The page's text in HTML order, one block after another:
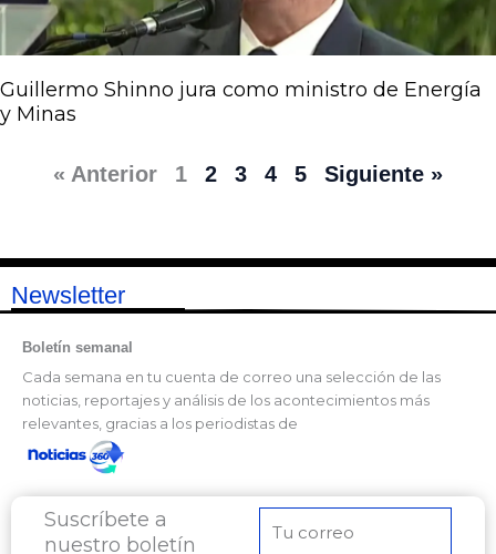
Guillermo Shinno jura como ministro de Energía
y Minas
« Anterior 1 2 3 4 5 Siguiente »
Newsletter
Boletín semanal
Cada semana en tu cuenta de correo una selección de las
noticias, reportajes y análisis de los acontecimientos más
relevantes, gracias a los periodistas de
Suscríbete a
nuestro boletín
electrónico